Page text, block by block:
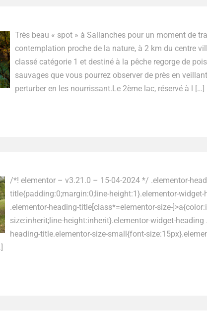
Très beau « spot » à Sallanches pour un moment de
contemplation proche de la nature, à 2 km du centre ville. Le 1er
classé catégorie 1 et destiné à la pêche regorge de
sauvages que vous pourrez observer de près en
perturber en les nourrissant.Le 2ème lac, réservé à l […]
/*! elementor – v3.21.0 – 15-04-2024 */ .elementor-
title{padding:0;margin:0;line-height:1}.elementor-widget-
.elementor-heading-title[class*=elementor-size-
size:inherit;line-height:inherit}.elementor-widget-heading
heading-title.elementor-size-small{font-